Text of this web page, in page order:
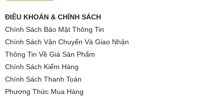
ĐIỀU KHOẢN & CHÍNH SÁCH
Chính Sách Bảo Mật Thông Tin
Chính Sách Vận Chuyển Và Giao Nhận
Thông Tin Về Giá Sản Phẩm
Chính Sách Kiểm Hàng
Chính Sách Thanh Toán
Phương Thức Mua Hàng